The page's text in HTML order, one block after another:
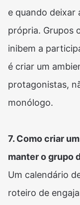
e quando deixar
própria. Grupos
inibem a
é criar um
protagonistas,
monólogo.
7. Como criar
manter o grupo
Um calendário
roteiro de